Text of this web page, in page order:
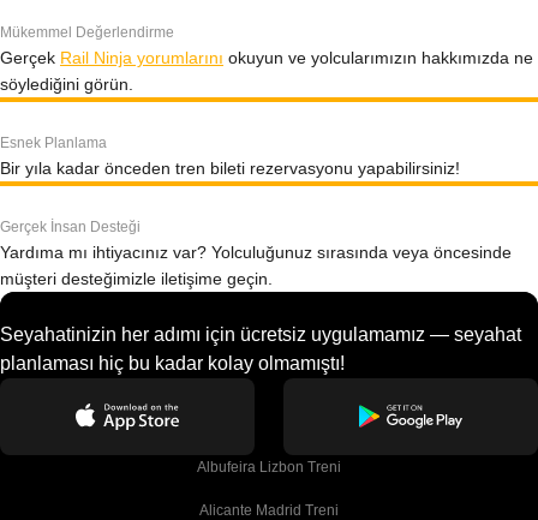
Mükemmel Değerlendirme
Gerçek Rail Ninja yorumlarını okuyun ve yolcularımızın hakkımızda ne
söylediğini görün.
Esnek Planlama
Bir yıla kadar önceden tren bileti rezervasyonu yapabilirsiniz!
Gerçek İnsan Desteği
Yardıma mı ihtiyacınız var? Yolculuğunuz sırasında veya öncesinde
müşteri desteğimizle iletişime geçin.
Seyahatinizin her adımı için ücretsiz uygulamamız — seyahat
planlaması hiç bu kadar kolay olmamıştı!
Albufeira Lizbon Treni
Alicante Madrid Treni